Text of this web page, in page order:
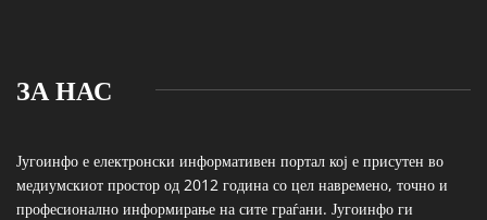
ЗА НАС
Југоинфо е електронски информативен портал кој е присутен во
медиумскиот простор од 2012 година со цел навремено, точно и
професионално информирање на сите граѓани. Југоинфо ги